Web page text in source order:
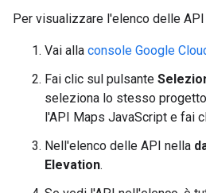
Per visualizzare l'elenco delle
Vai alla console Google
Fai clic sul pulsante
seleziona lo stesso
l'API Maps JavaScript e fai
Nell'elenco delle API nella
Elevation.